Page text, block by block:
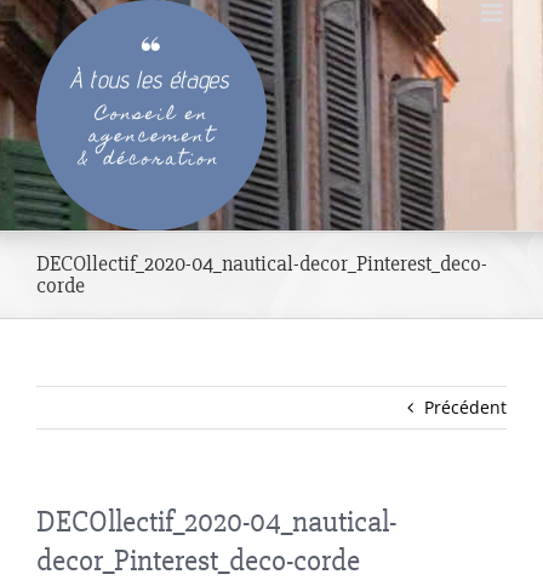
Passer
au
contenu
DECOllectif_2020-04_nautical-decor_Pinterest_deco-
corde
Précédent
DECOllectif_2020-04_nautical-
decor_Pinterest_deco-corde